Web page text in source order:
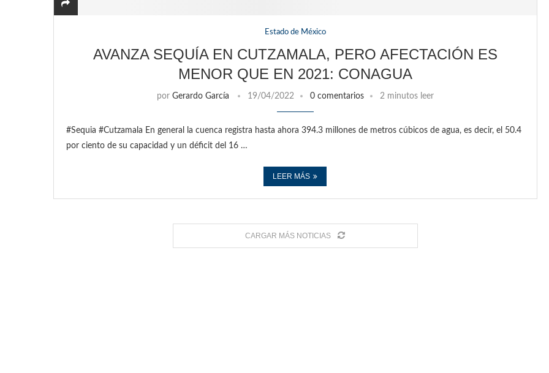
Estado de México
AVANZA SEQUÍA EN CUTZAMALA, PERO AFECTACIÓN ES
MENOR QUE EN 2021: CONAGUA
por Gerardo García 19/04/2022 0 comentarios 2 minutos leer
#Sequia #Cutzamala En general la cuenca registra hasta ahora 394.3 millones de metros cúbicos de agua, es decir, el 50.4
por ciento de su capacidad y un déficit del 16 …
LEER MÁS
CARGAR MÁS NOTICIAS